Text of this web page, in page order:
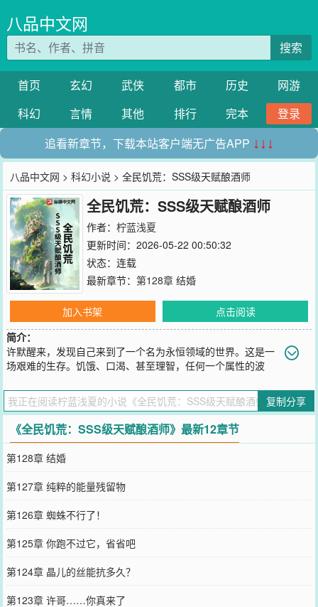
八品中文网
搜索
首页 玄幻 武侠 都市 历史
网游
科幻
言情 其他 排行 完本
登录
追看新章节，下载本站客户端无广告APP ↓↓↓
八品中文网 >科幻小说 > 全民饥荒：SSS级天赋酿酒师
全民饥荒：SSS级天赋酿酒师
作者： 柠蓝浅夏
更新时间：2026-05-22 00:50:32
状态：连载
最新章节： 第128章 结婚
加入书架
点击阅读
简介：
许默醒来，发现自己来到了一个名为永恒领域的世界。这是一
场艰难的生存。饥饿、口渴、甚至理智，任何一个属性的波
临，恐怖也随之显现。所有人都须牢记一句话——永恒领域存在世界
规则，永远不要试图改变规则！目标只有一个：活着！……许默本以
为自己的酿酒师天赋，在这种危机四伏的世界会随时丧命。可他却万
万没想到，自己的天赋，远比他想象的更加逆天。
您要是觉得《
向您QQ群和微博微信里的朋友推荐哦！
复制分享
《全民饥荒：SSS级天赋酿酒师》最新12章节
第128章 结婚
第127章 纯粹的能量残留物
第126章 蜘蛛不行了！
第125章 你跑不过它，省省吧
第124章 晶儿的丝能抗多久？
第123章 许哥……你真来了